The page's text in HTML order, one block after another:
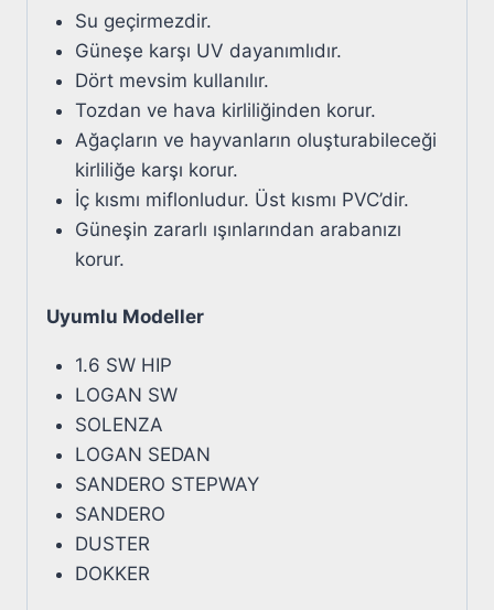
Su geçirmezdir.
Güneşe karşı UV dayanımlıdır.
Dört mevsim kullanılır.
Tozdan ve hava kirliliğinden korur.
Ağaçların ve hayvanların oluşturabileceği
kirliliğe karşı korur.
İç kısmı miflonludur. Üst kısmı PVC’dir.
Güneşin zararlı ışınlarından arabanızı
korur.
Uyumlu Modeller
1.6 SW HIP
LOGAN SW
SOLENZA
LOGAN SEDAN
SANDERO STEPWAY
SANDERO
DUSTER
DOKKER